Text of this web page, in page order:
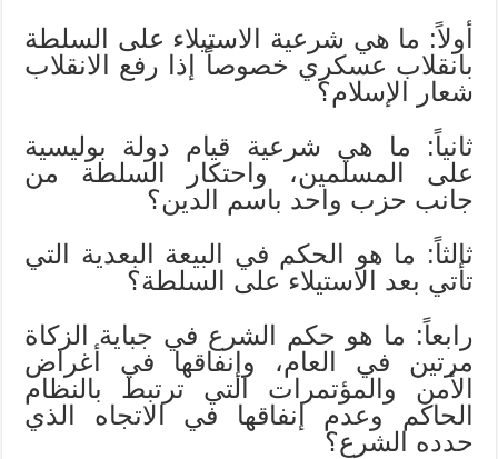
أولاً: ما هي شرعية الاستيلاء على السلطة
بانقلاب عسكري خصوصاً إذا رفع الانقلاب
شعار الإسلام؟
ثانياً: ما هي شرعية قيام دولة بوليسية
على المسلمين، واحتكار السلطة من
جانب حزب واحد باسم الدين؟
ثالثاً: ما هو الحكم في البيعة البعدية التي
تأتي بعد الاستيلاء على السلطة؟
رابعاً: ما هو حكم الشرع في جباية الزكاة
مرتين في العام، وإنفاقها في أغراض
الأمن والمؤتمرات التي ترتبط بالنظام
الحاكم وعدم إنفاقها في الاتجاه الذي
حدده الشرع؟